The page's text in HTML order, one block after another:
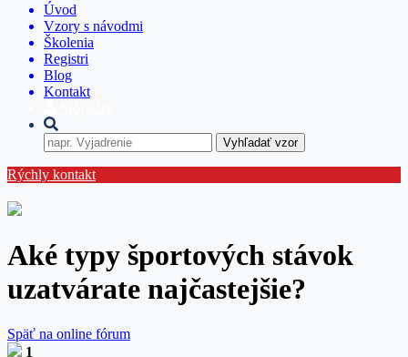
Úvod
Vzory s návodmi
Školenia
Registri
Blog
Kontakt
Vyhľadať vzor
Rýchly kontakt
Aké typy športových stávok
uzatvárate najčastejšie?
Späť na online fórum
1